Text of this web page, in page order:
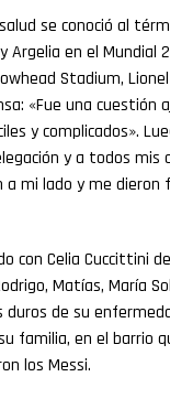
se conoció al
en el Mundial
Stadium,
«Fue una cuestión
y complicados».
y a todos mis
a mi lado y me dieron
con Celia Cuccittini
Matías, María
de su
familia, en el barrio
los Messi.